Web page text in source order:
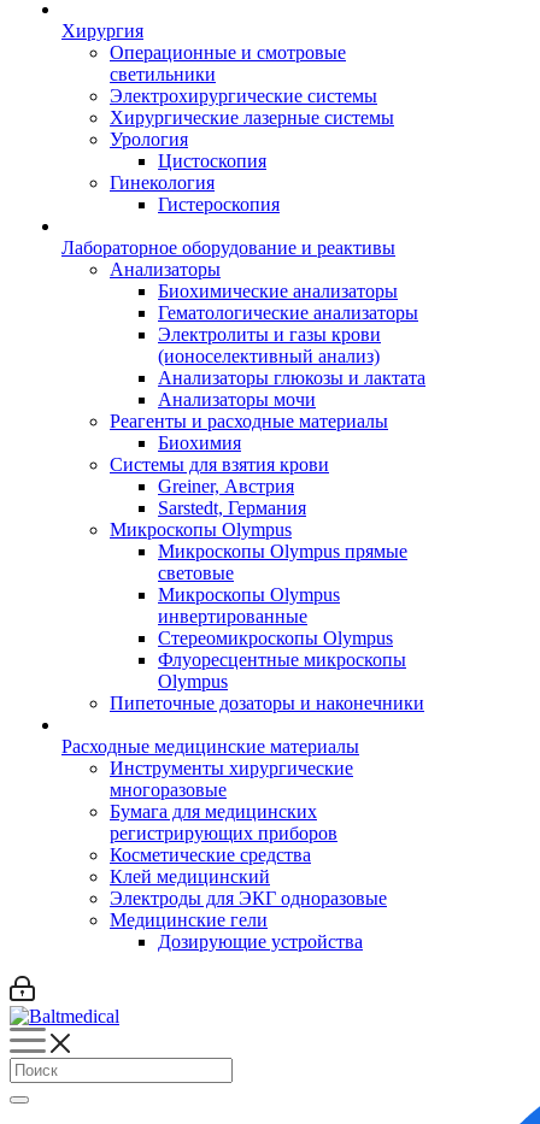
Хирургия
Операционные и смотровые
светильники
Электрохирургические системы
Хирургические лазерные системы
Урология
Цистоскопия
Гинекология
Гистероскопия
Лабораторное оборудование и реактивы
Анализаторы
Биохимические анализаторы
Гематологические анализаторы
Электролиты и газы крови
(ионоселективный анализ)
Анализаторы глюкозы и лактата
Анализаторы мочи
Реагенты и расходные материалы
Биохимия
Системы для взятия крови
Greiner, Австрия
Sarstedt, Германия
Микроскопы Olympus
Микроскопы Olympus прямые
световые
Микроскопы Olympus
инвертированные
Стереомикроскопы Olympus
Флуоресцентные микроскопы
Olympus
Пипеточные дозаторы и наконечники
Расходные медицинские материалы
Инструменты хирургические
многоразовые
Бумага для медицинских
регистрирующих приборов
Косметические средства
Клей медицинский
Электроды для ЭКГ одноразовые
Медицинские гели
Дозирующие устройства